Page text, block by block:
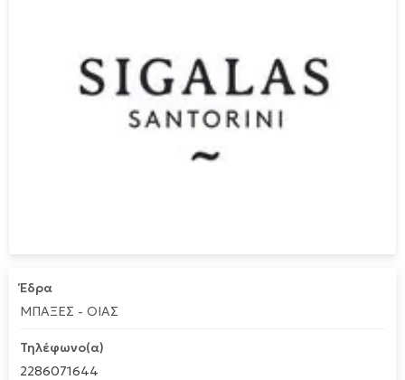
Έδρα
ΜΠΑΞΕΣ - ΟΙΑΣ
Τηλέφωνο(α)
2286071644